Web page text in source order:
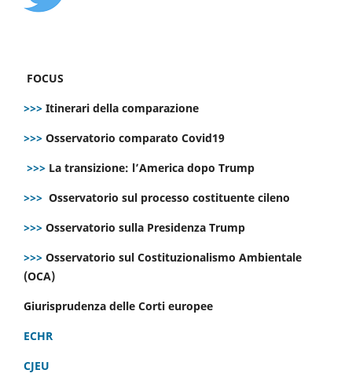
FOCUS
>>> Itinerari della comparazione
>>> Osservatorio comparato Covid19
>>> La transizione: l’America dopo Trump
>>> Osservatorio sul processo costituente cileno
>>> Osservatorio sulla Presidenza Trump
>>> Osservatorio sul Costituzionalismo Ambientale
(OCA)
Giurisprudenza delle Corti europee
ECHR
CJEU